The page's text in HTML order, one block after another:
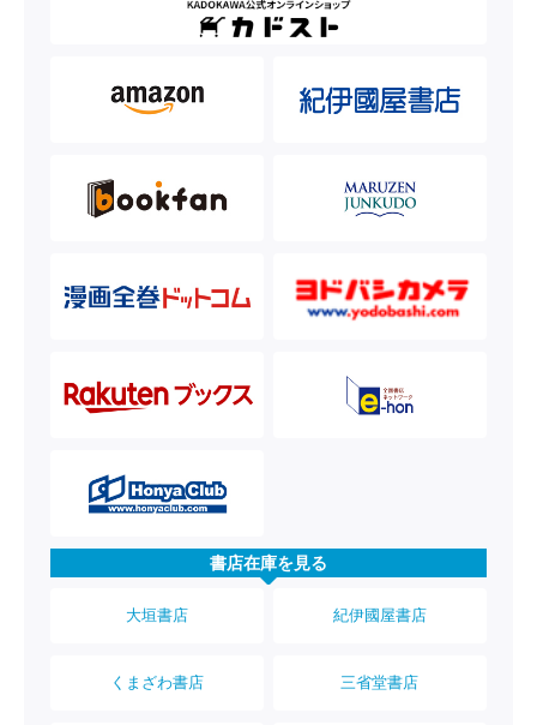
書店在庫を見る
大垣書店 紀伊國屋書店
くまざわ書店 三省堂書店